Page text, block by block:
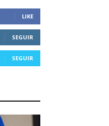
LIKE
SEGUIR
SEGUIR